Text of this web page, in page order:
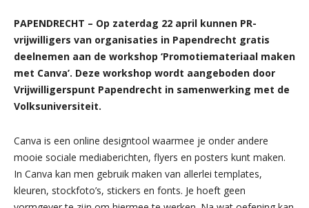
PAPENDRECHT – Op zaterdag 22 april kunnen PR-
vrijwilligers van organisaties in Papendrecht gratis
deelnemen aan de workshop ‘Promotiemateriaal maken
met Canva’. Deze workshop wordt aangeboden door
Vrijwilligerspunt Papendrecht in samenwerking met de
Volksuniversiteit.
Canva is een online designtool waarmee je onder andere
mooie sociale mediaberichten, flyers en posters kunt maken.
In Canva kan men gebruik maken van allerlei templates,
kleuren, stockfoto’s, stickers en fonts. Je hoeft geen